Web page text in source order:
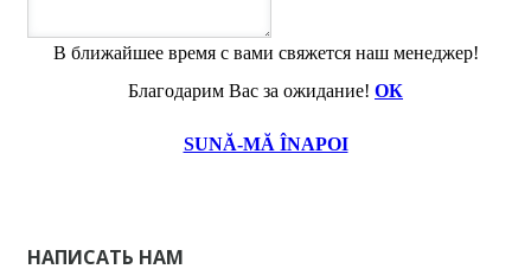
В ближайшее время с вами свяжется наш менеджер!
Благодарим Вас за ожидание! ОК
SUNĂ-MĂ ÎNAPOI
НАПИСАТЬ НАМ